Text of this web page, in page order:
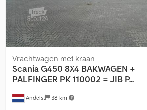
Andelst 38 km
Vrachtwagen met kraan
ScaniaG450 8X4 BAKWAGEN +
PALFINGER PK 110002 = JIB P...